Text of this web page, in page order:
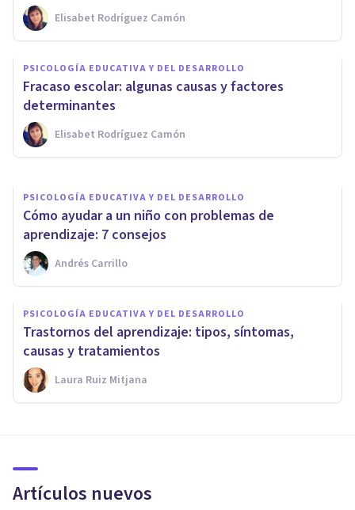
Elisabet Rodríguez Camón
PSICOLOGÍA EDUCATIVA Y DEL DESARROLLO
Fracaso escolar: algunas causas y factores
determinantes
Elisabet Rodríguez Camón
7 actividades para niños con
dislexia
Andrés Carrillo
PSICOLOGÍA EDUCATIVA Y DEL DESARROLLO
Cómo ayudar a un niño con problemas de
aprendizaje: 7 consejos
Andrés Carrillo
PSICOLOGÍA EDUCATIVA Y DEL DESARROLLO
Trastornos del aprendizaje: tipos, síntomas,
causas y tratamientos
Laura Ruiz Mitjana
Artículos nuevos